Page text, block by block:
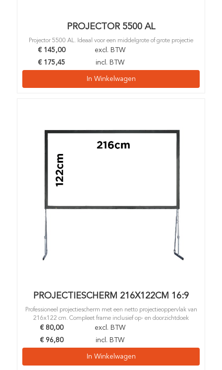
PROJECTOR 5500 AL
Projector 5500 AL. Ideaal voor een middelgrote of grote projectie
€ 145,00
excl. BTW
€ 175,45 incl. BTW
In Winkelwagen
PROJECTIESCHERM 216X122CM 16:9
Professioneel projectiescherm met een netto projectieoppervlak van
216x122 cm. Compleet frame inclusief op- en doorzichtdoek
€ 80,00
excl. BTW
€ 96,80 incl. BTW
In Winkelwagen